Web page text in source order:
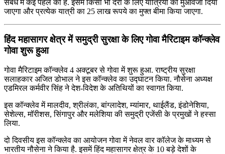
संबंध में कई पहल की है. इसमें किसी भी देरी के लिए यात्रियों को मुआवजा दिया
जाएगा और प्रत्‍येक यात्री का 25 लाख रूपये का मुफ्त बीमा किया जाएगा.
हिंद महासागर क्षेत्र में समुद्री सुरक्षा के लिए गोवा मैरिटाइम कॉन्‍क्‍लेव
गोवा शुरू हुआ
गोवा मैरिटाइम कॉन्‍क्‍लेव 4 अक्टूबर से गोवा में शुरू हुआ. राष्‍ट्रीय सुरक्षा
सलाहकार अजित डोभाल ने इस कॉन्‍क्‍लेव का उद्घाटन किया. नौसेना अध्‍यक्ष
एडमिरल कर्मवीर सिंह ने देश-विदेश के अतिथियों का स्‍वागत किया.
इस कॉन्‍क्‍लेव में मालदीव, श्रीलंका, बांग्लादेश, म्यांमार, थाईलैंड, इंडोनेशिया,
सेशेल्स, मॉरीशस, सिंगापुर और मलेशिया की समुद्री एजेंसी के प्रमुखों ने हस्सा
लिया.
दो दिवसीय इस कॉन्‍क्‍लेव का आयोजन गोवा में नेवल वार कॉलेज के माध्‍यम से
भारतीय नौसेना ने किया है. इसमें हिंद महासागर क्षेत्र के 10 बड़े देशों के